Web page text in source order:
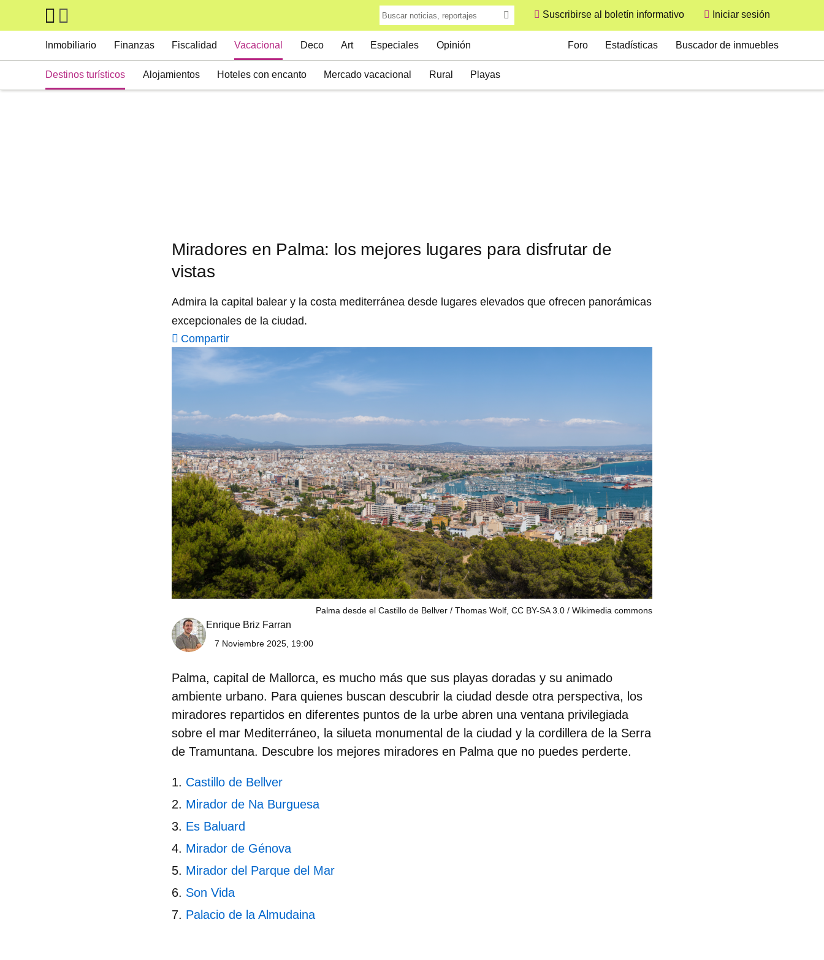
Skip to main content
Suscribirse al boletín informativo
User
Iniciar sesión
Inmobiliario Finanzas Fiscalidad Vacacional
Destinos turísticos Alojamientos Hoteles con encanto Mercado vacacional Rural Playas
Deco Art Especiales Opinión Foro Estadísticas Buscador de inmuebles
Miradores en Palma: los mejores lugares para disfrutar de
vistas
Admira la capital balear y la costa mediterránea desde lugares elevados que ofrecen panorámicas
excepcionales de la ciudad.
Compartir
Palma desde el Castillo de Bellver / Thomas Wolf, CC BY-SA 3.0 Wikimedia commons
Enrique Briz Farran
7 Noviembre 2025, 19:00
Palma, capital de Mallorca, es mucho más que sus playas doradas y su animado
ambiente urbano. Para quienes buscan descubrir la ciudad desde otra perspectiva, los
miradores repartidos en diferentes puntos de la urbe abren una ventana privilegiada
sobre el mar Mediterráneo, la silueta monumental de la ciudad y la cordillera de la Serra
de Tramuntana. Descubre los mejores miradores en Palma que no puedes perderte.
Castillo de Bellver
Mirador de Na Burguesa
Es Baluard
Mirador de Génova
Mirador del Parque del Mar
Son Vida
Palacio de la Almudaina